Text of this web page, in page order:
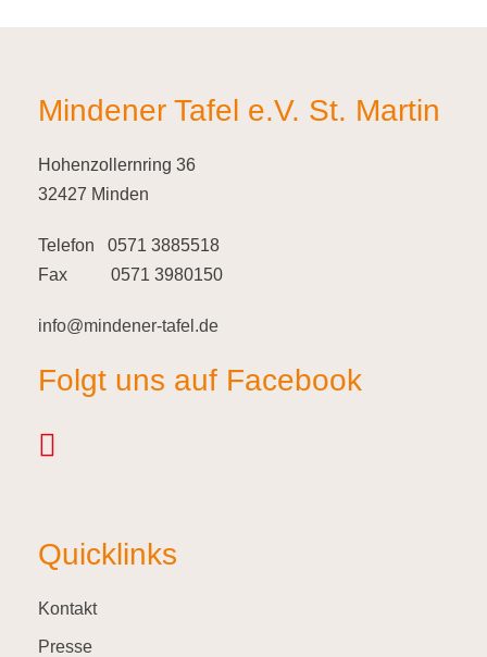
Mindener Tafel e.V. St. Martin
Hohenzollernring 36
32427 Minden
Telefon 0571 3885518
Fax 0571 3980150
info@mindener-tafel.de
Folgt uns auf Facebook
Quicklinks
Kontakt
Presse